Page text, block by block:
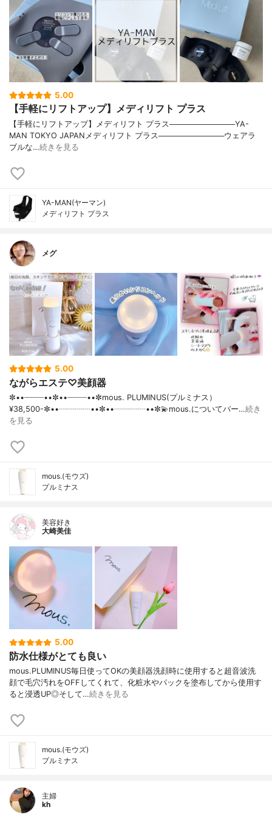
5.00
【手軽にリフトアップ】メディリフト プラス
【手軽にリフトアップ】メディリフト プラス────────────YA-
MAN TOKYO JAPANメディリフト プラス────────────ウェアラ
ブルな…続きを見る
YA-MAN(ヤーマン)
メディリフト プラス
メグ
5.00
ながらエステ♡美顔器
✼••┈┈┈┈••✼••┈┈┈┈••✼mous. PLUMINUS(プルミナス）
¥38,500- ✼••┈┈┈┈••✼••┈┈┈┈••✼💫mous.についてバー…続き
を見る
mous.(モウズ)
プルミナス
美容好き
大崎美佳
5.00
防水仕様がとても良い
mous.PLUMINUS毎日使ってOKの美顔器洗顔時に使用すると超音波洗
顔で毛穴汚れをOFFしてくれて、化粧水やパックを塗布してから使用す
ると浸透UP◎そして…続きを見る
mous.(モウズ)
プルミナス
主婦
kh